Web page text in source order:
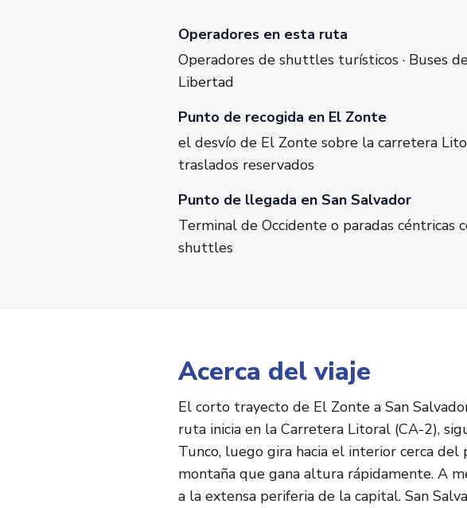
Operadores en esta ruta
Operadores de shuttles turísticos · Buses
Libertad
Punto de recogida en El Zonte
el desvío de El Zonte sobre la carretera
traslados reservados
Punto de llegada en San Salvador
Terminal de Occidente o paradas céntricas
shuttles
Acerca del viaje
El corto trayecto de El Zonte a San
ruta inicia en la Carretera Litoral (CA-2),
Tunco, luego gira hacia el interior cerca
montaña que gana altura rápidamente. A
a la extensa periferia de la capital. San